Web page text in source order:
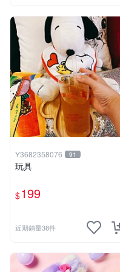
Y3682358076 91
玩具
$199
近期銷量38件